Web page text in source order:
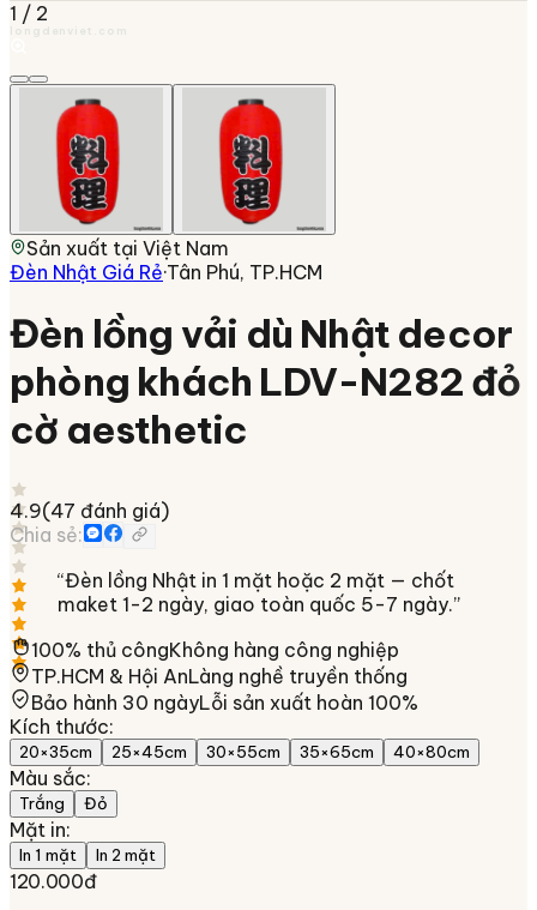
1 / 2
longdenviet.com
Sản xuất tại Việt Nam
Đèn Nhật Giá Rẻ·Tân Phú, TP.HCM
Đèn lồng vải dù Nhật decor
phòng khách LDV-N282 đỏ
cờ aesthetic
4.9(47 đánh giá)
Chia sẻ:
“Đèn lồng Nhật in 1 mặt hoặc 2 mặt — chốt
maket 1-2 ngày, giao toàn quốc 5-7 ngày.”
100% thủ côngKhông hàng công nghiệp
TP.HCM & Hội AnLàng nghề truyền thống
Bảo hành 30 ngàyLỗi sản xuất hoàn 100%
Kích thước:
20×35cm 25×45cm 30×55cm 35×65cm 40×80cm
Màu sắc:
Trắng Đỏ
Mặt in:
In 1 mặt In 2 mặt
120.000đ